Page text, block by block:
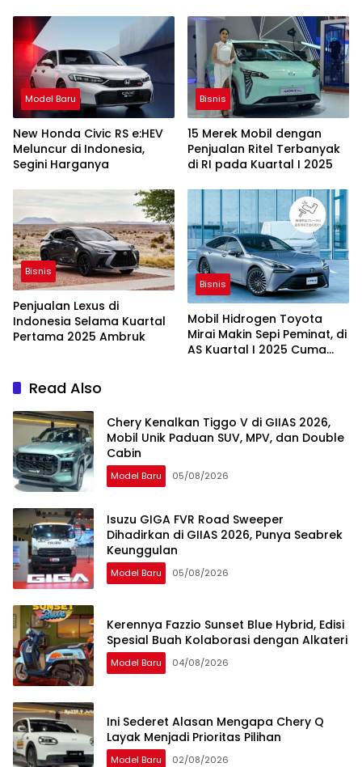
Model Baru
New Honda Civic RS e:HEV
Meluncur di Indonesia,
Segini Harganya
Bisnis
15 Merek Mobil dengan
Penjualan Ritel Terbanyak
di RI pada Kuartal I 2025
Bisnis
Penjualan Lexus di
Indonesia Selama Kuartal
Pertama 2025 Ambruk
Bisnis
Mobil Hidrogen Toyota
Mirai Makin Sepi Peminat, di
AS Kuartal I 2025 Cuma
Read Also
Chery Kenalkan Tiggo V di GIIAS 2026,
Mobil Unik Paduan SUV, MPV, dan Double
Cabin
Model Baru 05/08/2026
Isuzu GIGA FVR Road Sweeper
Dihadirkan di GIIAS 2026, Punya Seabrek
Keunggulan
Model Baru 05/08/2026
Kerennya Fazzio Sunset Blue Hybrid, Edisi
Spesial Buah Kolaborasi dengan Alkateri
Model Baru 04/08/2026
Ini Sederet Alasan Mengapa Chery Q
Layak Menjadi Prioritas Pilihan
Model Baru 02/08/2026